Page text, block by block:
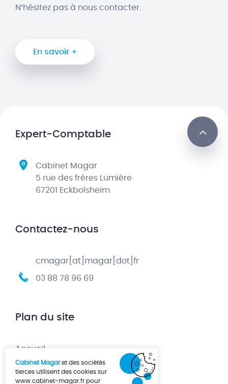
N’hésitez pas à nous contacter.
En savoir +
Expert-Comptable
Cabinet Magar
5 rue des frères Lumière
67201 Eckbolsheim
Contactez-nous
cmagar[at]magar[dot]fr
03 88 78 96 69
Plan du site
Accueil
Création d’entreprise
Cabinet Magaret des sociétés
tierces utilisent des cookies sur
www.cabinet-magar.frpour